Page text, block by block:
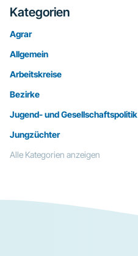
Kategorien
Agrar
Allgemein
Arbeitskreise
Bezirke
Jugend- und Gesellschaftspolitik
Jungzüchter
Alle Kategorien anzeigen